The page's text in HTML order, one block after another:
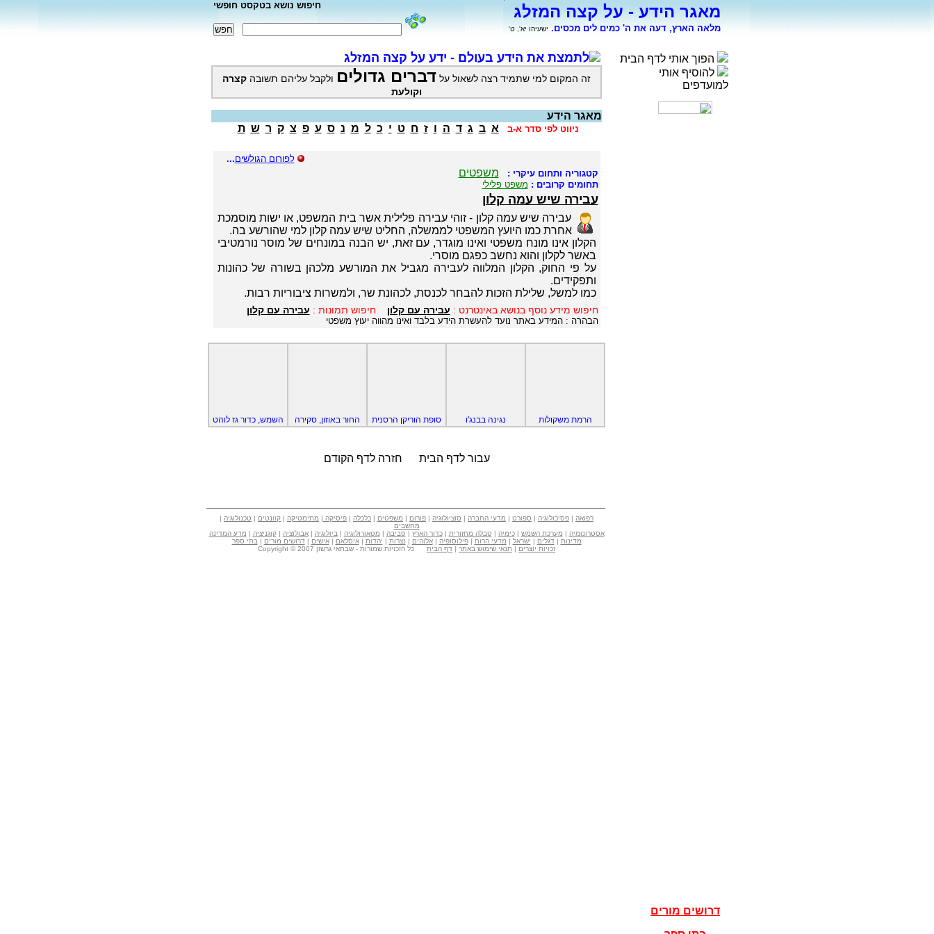
מאגר הידע - על קצה המזלג
מלאה הארץ, דעה את ה' כמים לים מכסים. ישעיהו יא', ט'
חיפוש נושא בטקסט חופשי
הפוך אותי לדף הבית
להוסיף אותי
למועדפים
דרושים מורים
לתמצת את הידע בעולם - ידע על קצה המזלג
זה המקום למי שתמיד רצה לשאול על דברים גדולים ולקבל עליהם תשובה קצרה
וקולעת
מאגר הידע
ניווט לפי סדר א-ב א ב ג ד ה ו ז ח ט י כ ל מ נ ס ע פ צ ק ר ש ת
לפורום הגולשים...
קטגוריה ותחום עיקרי : משפטים
תחומים קרובים : משפט פלילי
עבירה שיש עמה קלון
עבירה שיש עמה קלון - זוהי עבירה פלילית אשר בית המשפט, או ישות מוסמכת
אחרת כמו היועץ המשפטי לממשלה, החליט שיש עמה קלון למי שהורשע בה.
הקלון אינו מונח משפטי ואינו מוגדר, עם זאת, יש הבנה במונחים של מוסר נורמטיבי
באשר לקלון והוא נחשב כפגם מוסרי.
על פי החוק, הקלון המלווה לעבירה מגביל את המורשע מלכהן בשורה של כהונות
ותפקידים.
כמו למשל, שלילת הזכות להבחר לכנסת, לכהונת שר, ולמשרות ציבוריות רבות.
חיפוש מידע נוסף בנושא באינטרנט : עבירה עם קלון חיפוש תמונות : עבירה עם קלון
הבהרה : המידע באתר נועד להעשרת הידע בלבד ואינו מהווה יעוץ משפטי
הרמת משקולות נגינה בבנג'ו סופת הוריקן הרסנית החור באוזון, סקירה השמש, כדור גז לוהט
עבור לדף הבית חזרה לדף הקודם
רפואה | פסיכולוגיה | ספורט | מדעי החברה | סוציולוגיה | פורום | משפטים | כלכלה | פיסיקה | מתימטיקה | קוונטים | טכנולוגיה |
מחשבים
אסטרונומיה | מערכת השמש |כימיה | טבלה מחזורית |כדור הארץ | סביבה | מטאורולוגיה | ביולוגיה |אבולוציה |קוגניציה | מדע המדינה
מדינות |דגלים | ישראל | מדעי הרוח |פילוסופיה |אלוהים | נצרות | יהדות |איסלאם |אישים |דרושים מורים | בתי ספר
זכויות יוצרים | תנאי שימוש באתר | דף הבית כל הזכויות שמורות - שבתאי גרשון Copyright © 2007